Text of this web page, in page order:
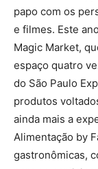
papo com os
e filmes. Este
Magic Market,
espaço quatro
do São Paulo
produtos
ainda mais a
Alimentação by
gastronômicas,